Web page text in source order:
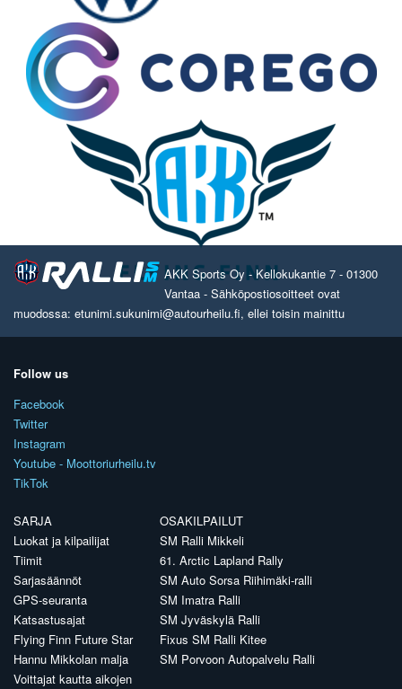
AKK Sports Oy - Kellokukantie 7 - 01300
Vantaa - Sähköpostiosoitteet ovat
muodossa: etunimi.sukunimi@autourheilu.fi, ellei toisin mainittu
Follow us
Facebook
Twitter
Instagram
Youtube - Moottoriurheilu.tv
TikTok
SARJA
Luokat ja kilpailijat
Tiimit
Sarjasäännöt
GPS-seuranta
Katsastusajat
Flying Finn Future Star
Hannu Mikkolan malja
Voittajat kautta aikojen
OSAKILPAILUT
SM Ralli Mikkeli
61. Arctic Lapland Rally
SM Auto Sorsa Riihimäki-ralli
SM Imatra Ralli
SM Jyväskylä Ralli
Fixus SM Ralli Kitee
SM Porvoon Autopalvelu Ralli